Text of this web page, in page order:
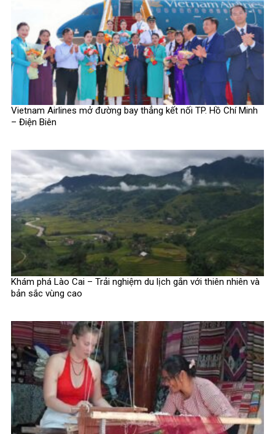
Vietnam Airlines mở đường bay thẳng kết nối TP. Hồ Chí Minh
– Điện Biên
Khám phá Lào Cai – Trải nghiệm du lịch gắn với thiên nhiên và
bản sắc vùng cao